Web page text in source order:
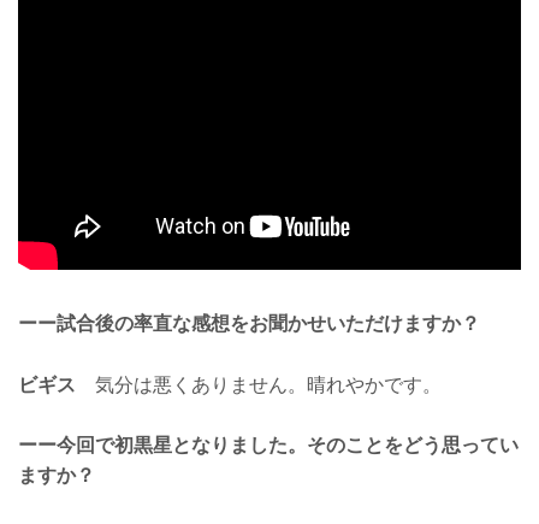
ーー試合後の率直な感想をお聞かせいただけますか？
ビギス 気分は悪くありません。晴れやかです。
ーー今回で初黒星となりました。そのことをどう思ってい
ますか？